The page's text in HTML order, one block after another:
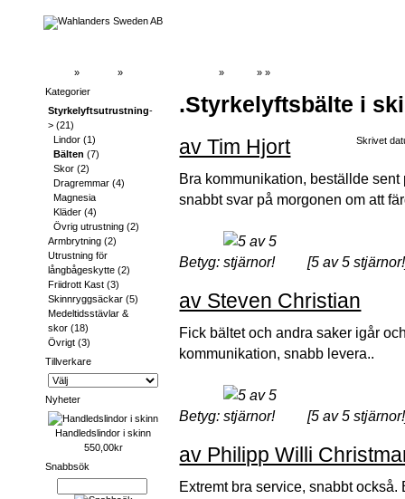
» » » »»
.Styrkelyftsbälte i
Skrivet
av Tim Hjort
Bra kommunikation, beställde
snabbt svar på morgonen om att
Betyg: [5 av 5
av Steven Christian
Fick bältet och andra saker igår
kommunikation, snabb levera..
Betyg: [5 av 5
av Philipp Willi
Extremt bra service, snabbt
Kategorier
Styrkelyftsutrustning-
> (21)
Lindor (1)
Bälten (7)
Skor (2)
Dragremmar (4)
Magnesia
Kläder (4)
Övrig utrustning (2)
Armbrytning (2)
Utrustning för
långbågeskytte (2)
Friidrott Kast (3)
Skinnryggsäckar (5)
Medeltidsstävlar &
skor (18)
Övrigt (3)
Tillverkare
Nyheter
Handledslindor i skinn
550,00kr
Snabbsök